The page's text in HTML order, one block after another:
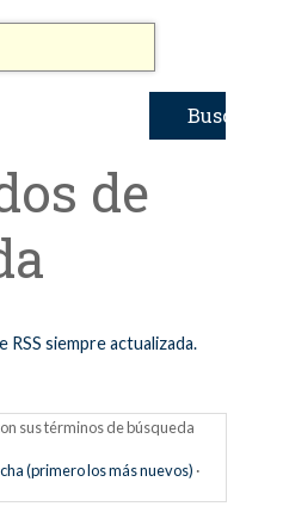
de
siempre actualizada.
sus términos de búsqueda
(primero los más nuevos) ·